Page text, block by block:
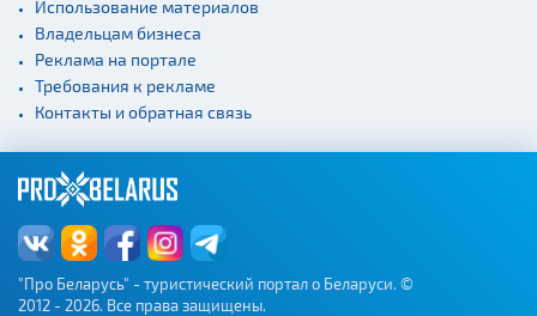
Использование материалов
Владельцам бизнеса
Реклама на портале
Требования к рекламе
Контакты и обратная связь
"Про Беларусь" - туристический портал о Беларуси. ©
2012 - 2026. Все права защищены.